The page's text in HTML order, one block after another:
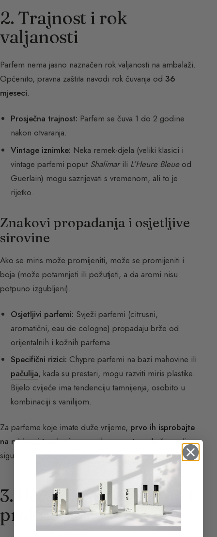
2. Trajnost i rok
valjanosti
Parfem nema jasno naznačen rok valjanosti na ambalaži.
Općenito, pravna zaštita navodi rok čuvanja od 36
mjeseci.
Prosječna trajnost: Parfem se čuva 1 do 2 godine
nakon otvaranja.
Vintage iznimke: Neka remek-djela (veliki klasici i
vintage parfemi poput Shalimarili L’Heure Bleueod
Guerlain) mogu sazrijevati s vremenom, ali to je
rijetko.
Znakovi propadanja i osjetljive
sirovine
Ako se miris može promijeniti, može se promijeniti i
boja (može potamnjeti ili požutjeti, a da aromi nisu
potpuno izgubljeni).
Osjetljivi parfemi: Svježi parfemi (citrusni,
aromatični, eau de cologne) propadaju brže od
orijentalnih i kožnih parfema.
Specifični rizici: Chypre parfemi na bazi mahovine ili
pačulija, kada su prestari, mogu razviti miris plastike.
Bijelo cvijeće ima tendenciju tamnijenja, osobito u
kombinaciji s vanilijom.
Za parfeme koje imate duže vrijeme, prvo ih isprobajte
na mirisnoj traciprije nego ih nanesete na kožu, radi
sigurnosti. Jedino pravilo je vjerovati svom nosu.
3. Učestalost korištenja i
praktični savjeti